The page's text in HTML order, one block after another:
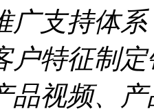
广支持体
户特征制
品视频、